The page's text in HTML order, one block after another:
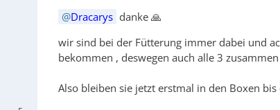
Dracarys danke 🙏
wir sind bei der Fütterung immer dabei und
bekommen , deswegen auch alle 3
Also bleiben sie jetzt erstmal in den Boxen